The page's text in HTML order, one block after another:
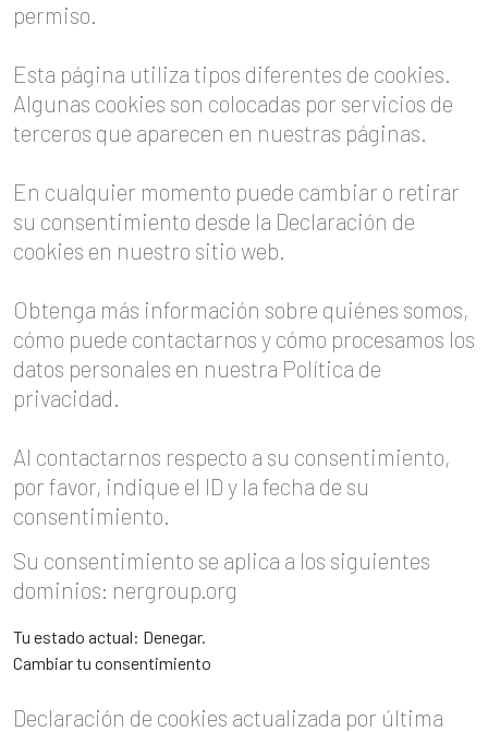
permiso.
Esta página utiliza tipos diferentes de cookies.
Algunas cookies son colocadas por servicios de
terceros que aparecen en nuestras páginas.
En cualquier momento puede cambiar o retirar
su consentimiento desde la Declaración de
cookies en nuestro sitio web.
Obtenga más información sobre quiénes somos,
cómo puede contactarnos y cómo procesamos los
datos personales en nuestra Política de
privacidad.
Al contactarnos respecto a su consentimiento,
por favor, indique el ID y la fecha de su
consentimiento.
Su consentimiento se aplica a los siguientes
dominios: nergroup.org
Tu estado actual: Denegar.
Cambiar tu consentimiento
Declaración de cookies actualizada por última